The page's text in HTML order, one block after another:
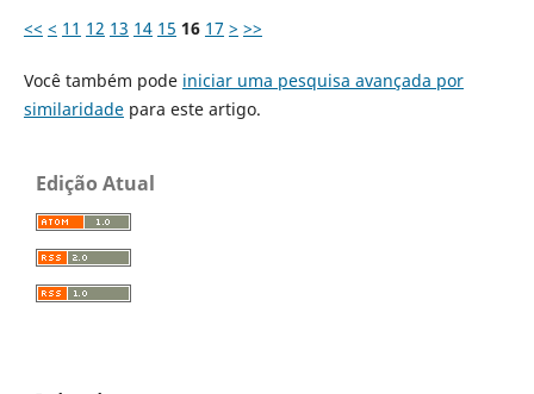
<< < 11 12 13 14 15 16 17 > >>
Você também pode iniciar uma pesquisa avançada por
similaridadepara este artigo.
Edição Atual